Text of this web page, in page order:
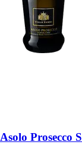
Asolo Prosecco